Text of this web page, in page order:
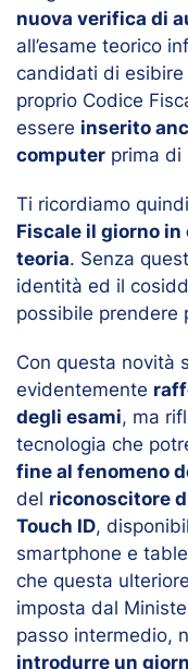
nuova verifica di
all’esame teorico
candidati di
proprio Codice
essere inserito
computer prima di
Ti ricordiamo
Fiscale il giorno in
teoria. Senza
identità ed il
possibile prendere
Con questa novità
evidentemente
degli esami, ma
tecnologia che
fine al fenomeno
del riconoscitore
Touch ID,
smartphone e
che questa
imposta dal
passo intermedio,
introdurre un